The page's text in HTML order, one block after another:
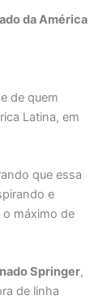
da América
de quem
Latina, em
que essa
e
máximo de
Springer,
de linha